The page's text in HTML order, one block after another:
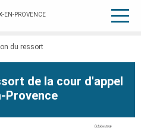
EN-PROVENCE
du ressort
de la cour d'appel
Provence